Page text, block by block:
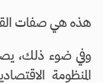
هذه هي صفات
وفي ضوء ذلك،
المنظومة